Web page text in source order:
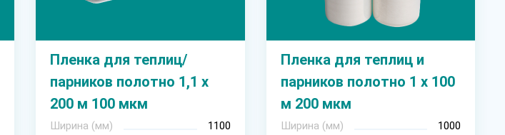
Пленка для теплиц/
парников полотно 1,1 х
200 м 100 мкм
Ширина (мм)
1100
Пленка для теплиц и
парников полотно 1 х 100
м 200 мкм
Ширина (мм)
1000